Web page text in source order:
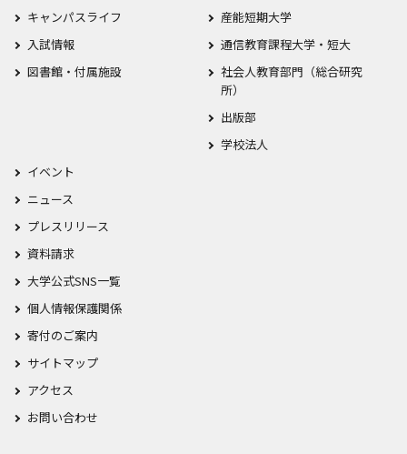
キャンパスライフ
入試情報
図書館・付属施設
産能短期大学
通信教育課程大学・短大
社会人教育部門（総合研究
所）
出版部
学校法人
イベント
ニュース
プレスリリース
資料請求
大学公式SNS一覧
個人情報保護関係
寄付のご案内
サイトマップ
アクセス
お問い合わせ